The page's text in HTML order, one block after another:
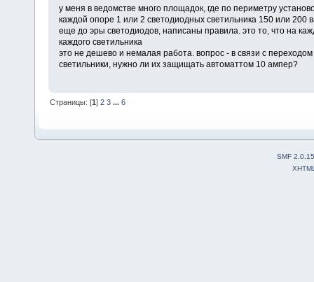
у меня в ведомстве много площадок, где по периметру
каждой опоре 1 или 2 светодиодных светильника 150 или 200
еще до эры светодиодов, написаны правила. это то, что на
каждого светильника
это не дешево и немалая работа. вопрос - в связи с
светильники, нужно ли их защищать автоматтом 10 ампер?
Страницы: [1]2 3 ...6
SMF 2.0.15